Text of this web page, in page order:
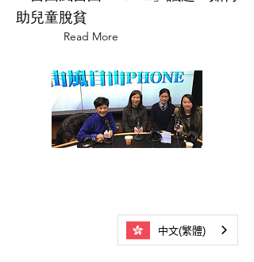
助兒童脫貧
Read More
中文(繁體)